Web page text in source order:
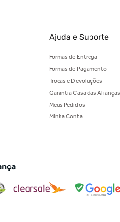
Ajuda e Suporte
Formas de Entrega
Formas de Pagamento
Trocas e Devoluções
Garantia Casa das Alianças
Meus Pedidos
Minha Conta